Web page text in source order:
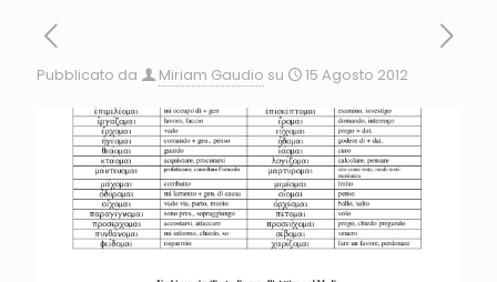
Pubblicato da Miriam Gaudio su 15 Agosto 2012